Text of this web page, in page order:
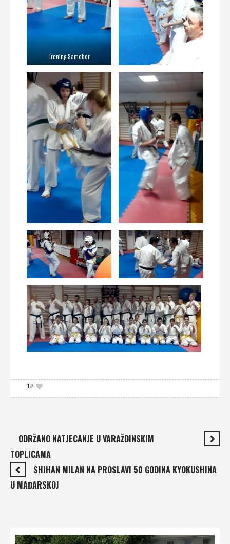
Trening Samobor
18
ODRŽANO NATJECANJE U VARAŽDINSKIM
TOPLICAMA
SHIHAN MILAN NA PROSLAVI 50 GODINA KYOKUSHINA
U MAĐARSKOJ